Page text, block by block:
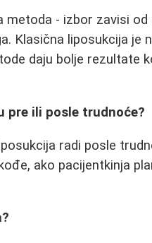
metoda - izbor zavisi
Klasična liposukcija je
daju bolje rezultate
pre ili posle trudnoće?
radi posle
ako pacijentkinja